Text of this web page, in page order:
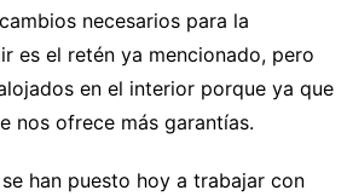
necesarios para la
es el retén ya mencionado, pero
en el interior porque ya que
nos ofrece más garantías.
han puesto hoy a trabajar con